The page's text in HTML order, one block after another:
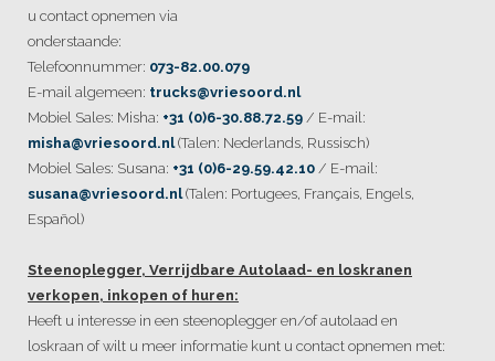
u contact opnemen via
onderstaande:
Telefoonnummer: 073-82.00.079
E-mail algemeen: trucks@vriesoord.nl
Mobiel Sales: Misha: +31 (0)6-30.88.72.59 / E-mail:
misha@vriesoord.nl(Talen: Nederlands, Russisch)
Mobiel Sales: Susana: +31 (0)6-29.59.42.10 / E-mail:
susana@vriesoord.nl(Talen: Portugees, Français, Engels,
Español)
Steenoplegger, Verrijdbare Autolaad- en loskranen
verkopen, inkopen of huren:
Heeft u interesse in een steenoplegger en/of autolaad en
loskraan of wilt u meer informatie kunt u contact opnemen met: